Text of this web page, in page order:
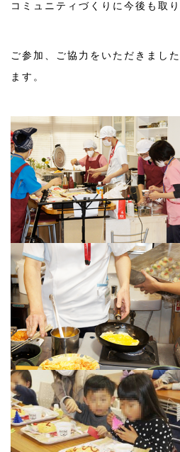
コミュニティづくりに今後も取
ご参加、ご協力をいただきまし
ます。